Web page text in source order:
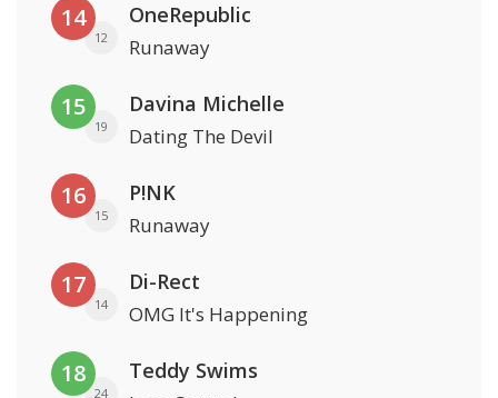
14
12
OneRepublic
Runaway
15
19
Davina Michelle
Dating The Devil
16
15
P!NK
Runaway
17
14
Di-Rect
OMG It's Happening
18
24
Teddy Swims